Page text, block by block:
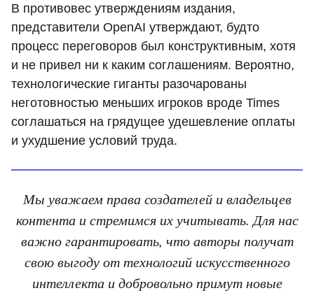
В противовес утверждениям издания,
представители OpenAI утверждают, будто
процесс переговоров был конструктивным, хотя
и не привел ни к каким соглашениям. Вероятно,
технологические гиганты разочарованы
неготовностью меньших игроков вроде Times
соглашаться на грядущее удешевление оплаты
и ухудшение условий труда.
Мы уважаем права создателей и владельцев
контента и стремимся их учитывать. Для нас
важно гарантировать, что авторы получат
свою выгоду от технологий искусственного
интеллекта и добровольно примут новые